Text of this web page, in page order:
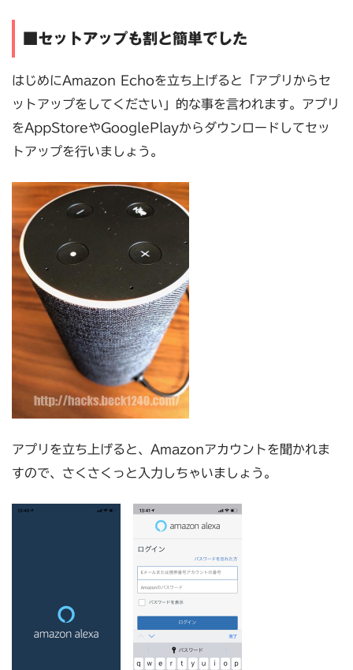
■セットアップも割と簡単でした
はじめにAmazon Echoを立ち上げると「アプリからセ
ットアップをしてください」的な事を言われます。アプリ
をAppStoreやGooglePlayからダウンロードしてセッ
トアップを行いましょう。
アプリを立ち上げると、Amazonアカウントを聞かれま
すので、さくさくっと入力しちゃいましょう。